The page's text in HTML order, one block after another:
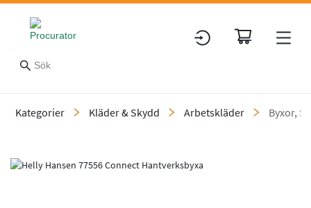
Kategorier Kläder & Skydd Arbetskläder Byxor,
Slide 1 of 2